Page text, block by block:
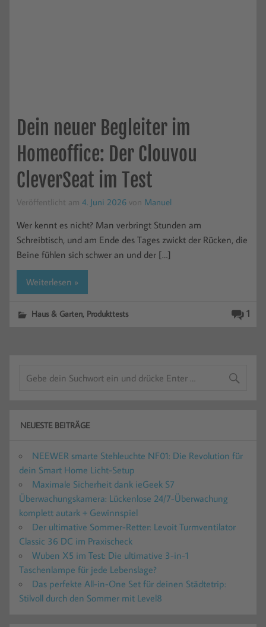
Dein neuer Begleiter im
Homeoffice: Der Clouvou
CleverSeat im Test
Veröffentlicht am 4. Juni 2026 von Manuel
Wer kennt es nicht? Man verbringt Stunden am
Schreibtisch, und am Ende des Tages zwickt der Rücken, die
Beine fühlen sich schwer an und der […]
Weiterlesen »
1
Haus & Garten, Produkttests
NEUESTE BEITRÄGE
NEEWER smarte Stehleuchte NF01: Die Revolution für
dein Smart Home Licht-Setup
Maximale Sicherheit dank ieGeek S7
Überwachungskamera: Lückenlose 24/7-Überwachung
komplett autark + Gewinnspiel
Der ultimative Sommer-Retter: Levoit Turmventilator
Classic 36 DC im Praxischeck
Wuben X5 im Test: Die ultimative 3-in-1
Taschenlampe für jede Lebenslage?
Das perfekte All-in-One Set für deinen Städtetrip:
Stilvoll durch den Sommer mit Level8